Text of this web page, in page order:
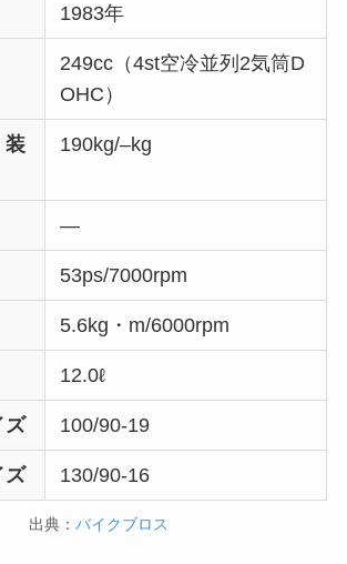
1983年
249cc（4st空冷並列2気筒D
OHC）
装
190kg/–kg
—
53ps/7000rpm
5.6kg・m/6000rpm
12.0ℓ
ズ 100/90-19
ズ 130/90-16
出典： バイクブロス